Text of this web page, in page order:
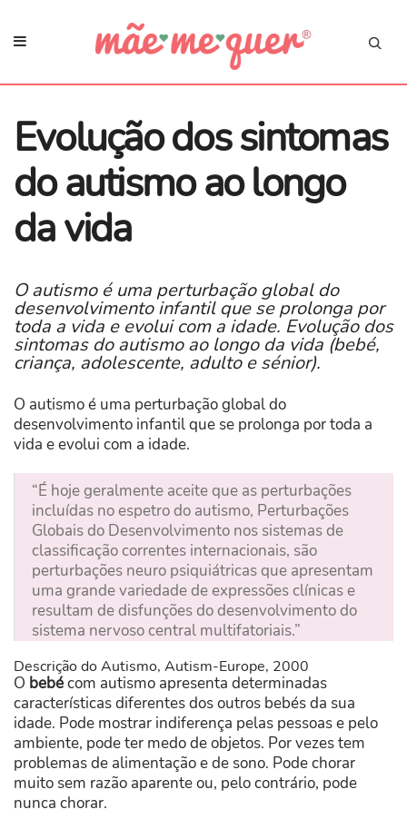
Evolução dos sintomas
do autismo ao longo
da vida
O autismo é uma perturbação global do
desenvolvimento infantil que se prolonga por
toda a vida e evolui com a idade. Evolução dos
sintomas do autismo ao longo da vida (bebé,
criança, adolescente, adulto e sénior).
O autismo é uma perturbação global do
desenvolvimento infantil que se prolonga por toda a
vida e evolui com a idade.
“É hoje geralmente aceite que as perturbações
incluídas no espetro do autismo, Perturbações
Globais do Desenvolvimento nos sistemas de
classificação correntes internacionais, são
perturbações neuro psiquiátricas que apresentam
uma grande variedade de expressões clínicas e
resultam de disfunções do desenvolvimento do
sistema nervoso central multifatoriais.”
Descrição do Autismo, Autism-Europe, 2000
O bebécom autismo apresenta determinadas
características diferentes dos outros bebés da sua
idade. Pode mostrar indiferença pelas pessoas e pelo
ambiente, pode ter medo de objetos. Por vezes tem
problemas de alimentação e de sono. Pode chorar
muito sem razão aparente ou, pelo contrário, pode
nunca chorar.